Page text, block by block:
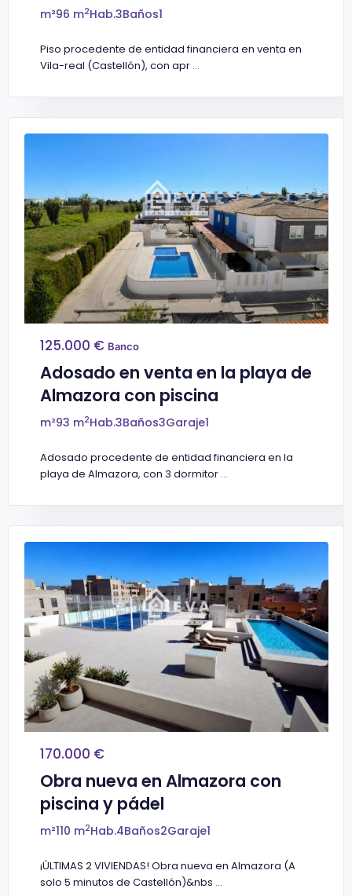
m²96 m2Hab.3Baños1
Piso procedente de entidad financiera en venta en
Vila-real (Castellón), con apr ...
125.000 € Banco
Adosado en venta en la playa de
Almazora con piscina
m²93 m2Hab.3Baños3Garaje1
Adosado procedente de entidad financiera en la
playa de Almazora, con 3 dormitor ...
170.000 €
Obra nueva en Almazora con
piscina y pádel
m²110 m2Hab.4Baños2Garaje1
¡ÚLTIMAS 2 VIVIENDAS! Obra nueva en Almazora (A
solo 5 minutos de Castellón)&nbs ...